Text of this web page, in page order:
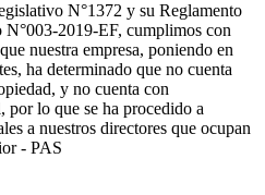
N°1372 y su Reglamento
2019-EF, cumplimos con
nuestra empresa, poniendo en
ha determinado que no cuenta
y no cuenta con
lo que se ha procedido a
a nuestros directores que ocupan
- PAS